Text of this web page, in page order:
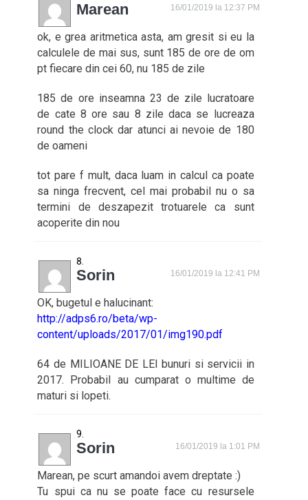
Marean 16/01/2019 la 12:37 PM
ok, e grea aritmetica asta, am gresit si eu la
calculele de mai sus, sunt 185 de ore de om
pt fiecare din cei 60, nu 185 de zile
185 de ore inseamna 23 de zile lucratoare
de cate 8 ore sau 8 zile daca se lucreaza
round the clock dar atunci ai nevoie de 180
de oameni
tot pare f mult, daca luam in calcul ca poate
sa ninga frecvent, cel mai probabil nu o sa
termini de deszapezit trotuarele ca sunt
acoperite din nou
Sorin 16/01/2019 la 12:41 PM
OK, bugetul e halucinant:
http://adps6.ro/beta/wp-
content/uploads/2017/01/img190.pdf
64 de MILIOANE DE LEI bunuri si servicii in
2017. Probabil au cumparat o multime de
maturi si lopeti.
Sorin 16/01/2019 la 1:01 PM
Marean, pe scurt amandoi avem dreptate :)
Tu spui ca nu se poate face cu resursele